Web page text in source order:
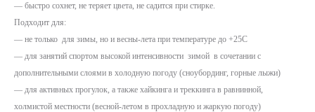
— быстро сохнет, не теряет цвета, не садится при стирке.
Подходит для:
— не только для зимы, но и весны-лета при температуре до +25С
— для занятий спортом высокой интенсивности зимой в сочетании с
дополнительными слоями в холодную погоду (сноубординг, горные лыжи)
— для активных прогулок, а также хайкинга и треккинга в равнинной,
холмистой местности (весной-летом в прохладную и жаркую погоду)